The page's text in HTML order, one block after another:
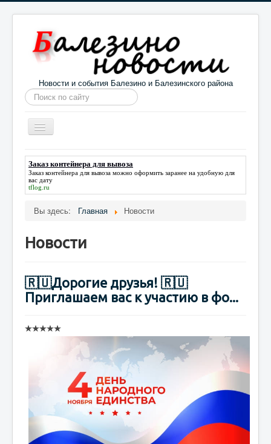
Новости и события Балезино и Балезинского района
Искать...
Toggle
Navigation
Главная
Погода в Балезино Новости
Информация
Заказ контейнера для вывоза
Заказ контейнера для вывоза можно оформить заранее на удобную для
вас дату
tflog.ru
Вы здесь: Главная Новости
Новости
🇷🇺Дорогие друзья! 🇷🇺
Приглашаем вас к участию в фо...